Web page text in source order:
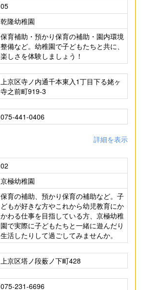
05
乾隆幼稚園
保育補助・預かり保育の補助・園内環境
整備など。幼稚園で子どもたちと共に、
楽しさを体験しましょう！
上京区寺ノ内通千本東入1丁目下る姥ヶ
寺之前町919-3
075-441-0406
詳細を表示
02
京極幼稚園
保育の補助、預かり保育の補助など。子
どもが好きな方やこれから幼児教育にか
かわる仕事を目指している方、京極幼稚
園で実際に子どもたちと一緒に遊んだり
生活したりして過ごしてみませんか。
上京区塔ノ段薮ノ下町428
075-231-6696